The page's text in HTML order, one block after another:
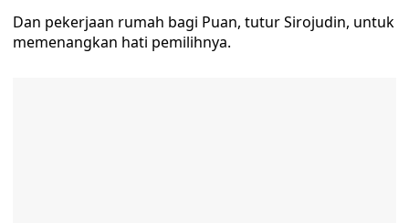
Dan pekerjaan rumah bagi Puan, tutur Sirojudin, untuk
memenangkan hati pemilihnya.